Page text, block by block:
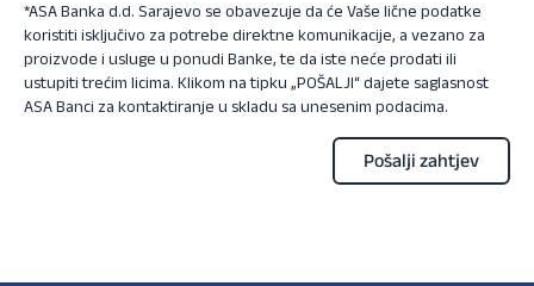
*ASA Banka d.d. Sarajevo se obavezuje da će Vaše lične podatke
koristiti isključivo za potrebe direktne komunikacije, a vezano za
proizvode i usluge u ponudi Banke, te da iste neće prodati ili
ustupiti trećim licima. Klikom na tipku „POŠALJI“ dajete saglasnost
ASA Banci za kontaktiranje u skladu sa unesenim podacima.